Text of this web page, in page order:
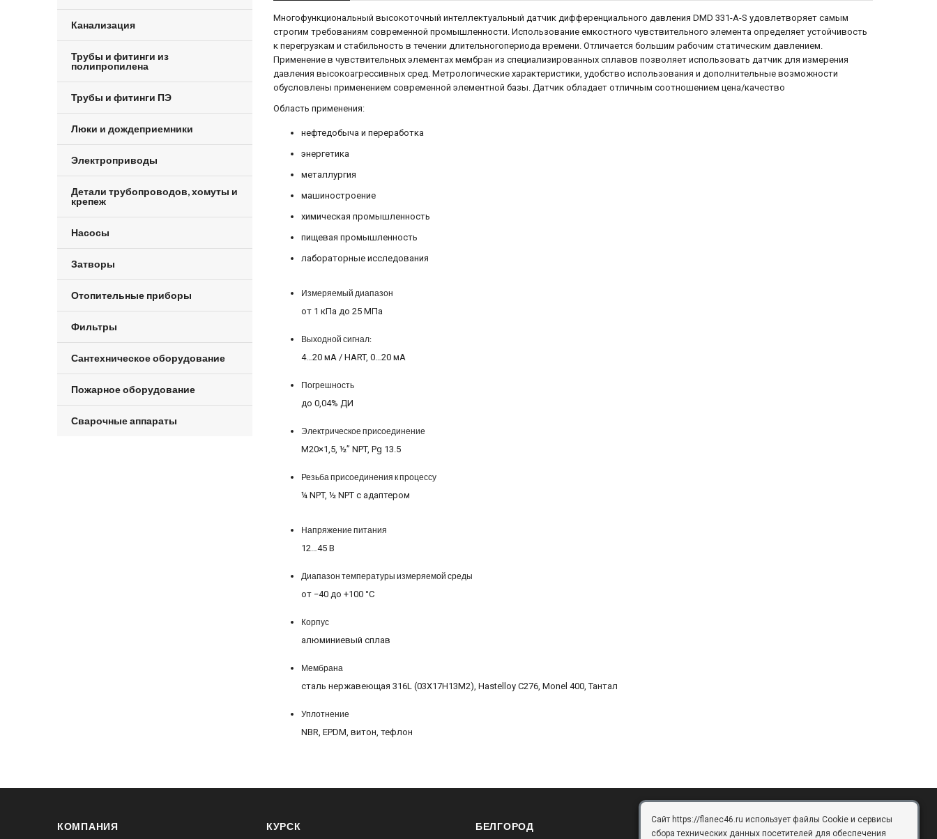
Канализация
Трубы и фитинги из
полипропилена
Трубы и фитинги ПЭ
Люки и дождеприемники
Электроприводы
Детали трубопроводов, хомуты и
крепеж
Насосы
Затворы
Отопительные приборы
Фильтры
Сантехническое оборудование
Пожарное оборудование
Сварочные аппараты
Многофункциональный высокоточный интеллектуальный датчик дифференциального давления DMD 331-A-S удовлетворяет самым
строгим требованиям современной промышленности. Использование емкостного чувствительного элемента определяет устойчивость
к перегрузкам и стабильность в течении длительногопериода времени. Отличается большим рабочим статическим давлением.
Применение в чувствительных элементах мембран из специализированных сплавов позволяет использовать датчик для измерения
давления высокоагрессивных сред. Метрологические характеристики, удобство использования и дополнительные возможности
обусловлены применением современной элементной базы. Датчик обладает отличным соотношением цена/качество
Область применения:
нефтедобыча и переработка
энергетика
металлургия
машиностроение
химическая промышленность
пищевая промышленность
лабораторные исследования
Измеряемый диапазон
от 1 кПа до 25 МПа
Выходной сигнал:
4…20 мA / HART, 0…20 мА
Погрешность
до 0,04% ДИ
Электрическое присоединение
M20×1,5, ½” NPT, Pg 13.5
Резьба присоединения к процессу
¼ NPT, ½ NPT с адаптером
Напряжение питания
12…45 В
Диапазон температуры измеряемой среды
от −40 до +100 °C
Корпус
алюминиевый сплав
Мембрана
сталь нержавеющая 316L (03X17Н13M2), Hastelloy C276, Monel 400, Тантал
Уплотнение
NBR, EPDM, витон, тефлон
КОМПАНИЯ КУРСК БЕЛГОРОД БРЯНСК
Сайт https://flanec46.ru использует файлы Cookie и сервисы
сбора технических данных посетителей для обеспечения